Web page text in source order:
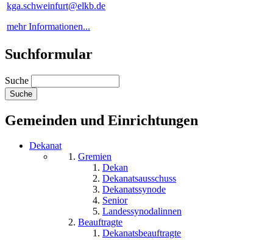
kga.schweinfurt@elkb.de
mehr Informationen...
Suchformular
Suche
Gemeinden und Einrichtungen
Dekanat
Gremien
Dekan
Dekanatsausschuss
Dekanatssynode
Senior
Landessynodalinnen
Beauftragte
Dekanatsbeauftragte